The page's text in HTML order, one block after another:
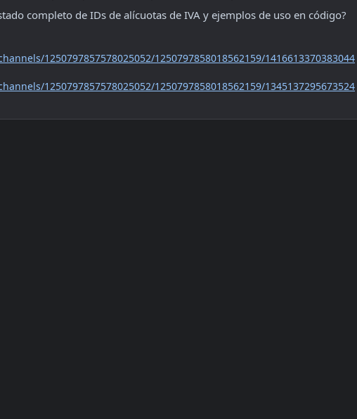
completo de IDs de alícuotas de IVA y ejemplos de uso en código?
1250797857578025052/1250797858018562159/1416613370383044
1250797857578025052/1250797858018562159/1345137295673524